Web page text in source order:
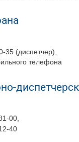
35 (диспетчер),
телефона
00,
40